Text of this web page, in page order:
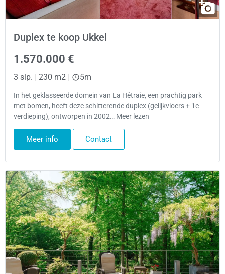
Duplex te koop Ukkel
1.570.000 €
3 slp. | 230 m2 | 5m
In het geklasseerde domein van La Hêtraie, een prachtig park
met bomen, heeft deze schitterende duplex (gelijkvloers + 1e
verdieping), ontworpen in 2002… Meer lezen
Meer info Contact